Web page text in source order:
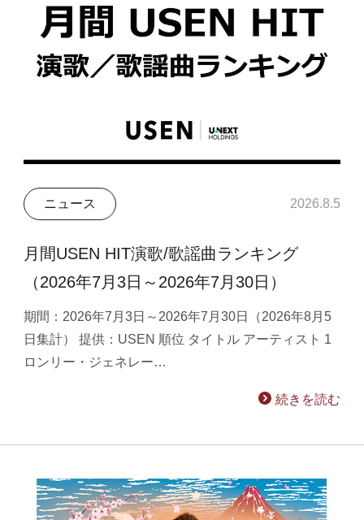
ニュース 2026.8.5
月間USEN HIT演歌/歌謡曲ランキング
（2026年7月3日～2026年7月30日）
期間：2026年7月3日～2026年7月30日（2026年8月5
日集計） 提供：USEN 順位 タイトル アーティスト 1
ロンリー・ジェネレー…
続きを読む